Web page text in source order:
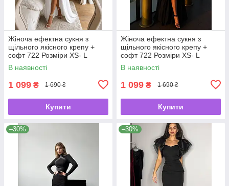
Жіноча ефектна сукня з
щільного якісного крепу +
софт 722 Розміри ХS- L
В наявності
1 099 ₴ 1 690 ₴
Купити
Жіноча ефектна сукня з
щільного якісного крепу +
софт 722 Розміри ХS- L
В наявності
1 099 ₴ 1 690 ₴
Купити
–30% –30%